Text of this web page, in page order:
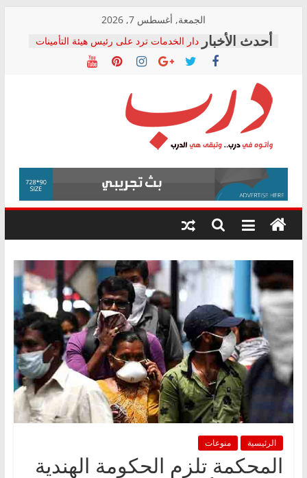
content
الجمعة, أغسطس 7, 2026
دار الخدمات ترد على رئيس هيئة التأمينات
بعد مؤتمره الصحفي: إنكار الأزمة لا ينهي
معاناة أصحاب المعاشات.. ونطالب بكشف
فرحات سليمان يكتب: القطاع الصحي إلى
أين؟
حزب التحالف الشعبي يطلق لجنة “الحق
في الصحة” بالإسكندرية لرصد الانتهاكات
ودعم المرضى
الوزاري لمدينة الصحفيين.. وانتهاء أعمال
إنشاء المبنى الإداري
المجلس القومي لحقوق الإنسان يعلن
متابعة قضية الدكتور محمد زهران.. ويؤكد:
قرينة البراءة وضمانات المحاكمة العادلة
درب
وأتوه
درب..
وتبقى
هي
الرئيسية منوعات
المحكمة تلزم الحكومة الهندية